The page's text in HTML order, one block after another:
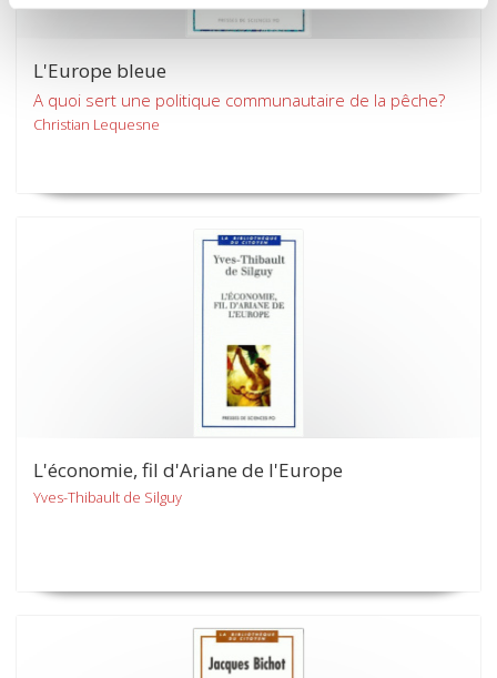
L'Europe bleue
A quoi sert une politique communautaire de la pêche?
Christian Lequesne
L'économie, fil d'Ariane de l'Europe
Yves-Thibault de Silguy